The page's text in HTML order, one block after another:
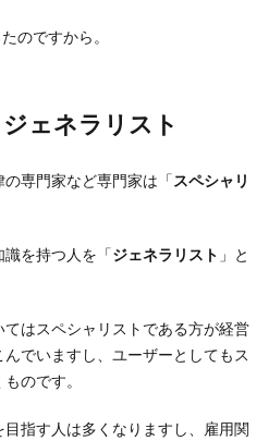
のですから。
ェネラリスト
専門家など専門家は「スペシャリ
を持つ人を「ジェネラリスト 」と
はスペシャリストである方が経営
でいますし、ユーザーとしてもス
のです。
指す人は多くなりますし、雇用関